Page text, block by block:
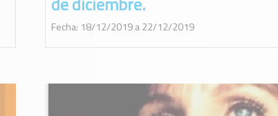
Fecha: 18/12/2019 a 22/12/2019